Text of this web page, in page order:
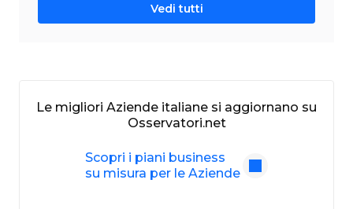
Vedi tutti
Le migliori Aziende italiane si aggiornano su
Osservatori.net
Scopri i piani business
su misura per le Aziende